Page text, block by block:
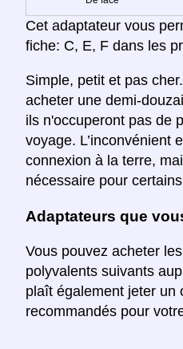
Cet adaptateur vous
fiche: C, E, F dans les
Simple, petit et pas
acheter une demi-
ils n'occuperont pas de
voyage. L’inconvénient
connexion à la terre,
nécessaire pour
Adaptateurs que
Vous pouvez acheter
polyvalents suivants
plaît également jeter un
recommandés pour